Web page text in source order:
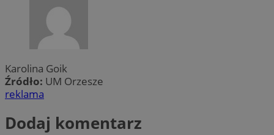
Karolina Goik
Źródło: UM Orzesze
reklama
Dodaj komentarz